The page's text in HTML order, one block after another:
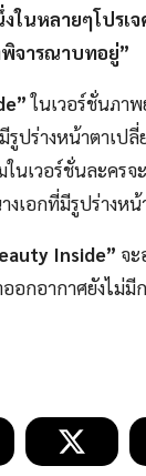
ในหลายๆโปรเ
จารณาบทอยู่”
ในเวอร์ชั่นภา
รูปร่างหน้าตาเป
นเวอร์ชั่นละคร
งเอกที่มีรูปร่างห
Inside” จ
อกอากาศยังไม่มี